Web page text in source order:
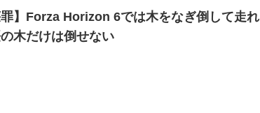
土から不満の声
ってしまうｗｗｗ
地調達」陸軍「え？」
の状態の方を心配されてしまう
北電子）」が検定通過
罪】Forza Horizon 6では木をなぎ倒して走れ
木だけは倒せない